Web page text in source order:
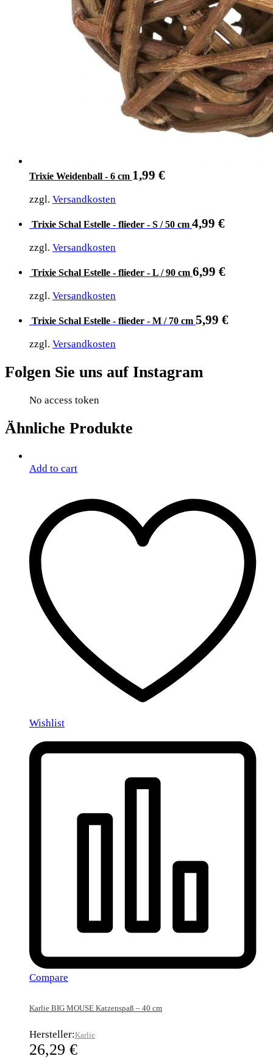
Trixie Weidenball - 6 cm 1,99 €
zzgl. Versandkosten
Trixie Schal Estelle - flieder - S / 50 cm 4,99 €
zzgl. Versandkosten
Trixie Schal Estelle - flieder - L / 90 cm 6,99 €
zzgl. Versandkosten
Trixie Schal Estelle - flieder - M / 70 cm 5,99 €
zzgl. Versandkosten
Folgen Sie uns auf Instagram
No access token
Ähnliche Produkte
Add to cart
Wishlist
Compare
Karlie BIG MOUSE Katzenspaß – 40 cm
Hersteller:Karlie
26,29 €